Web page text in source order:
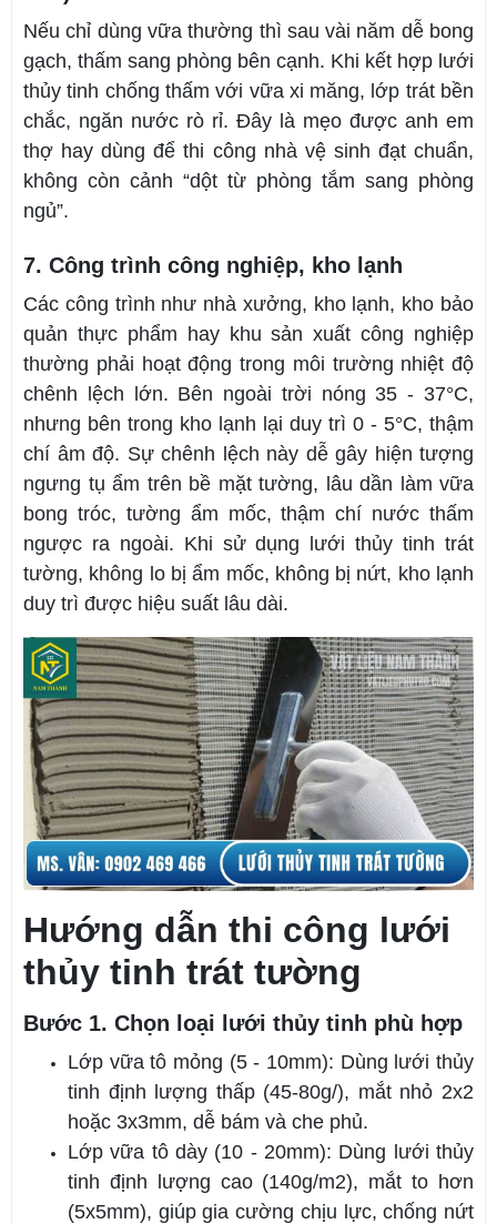
Nếu chỉ dùng vữa thường thì sau vài năm dễ bong
gạch, thấm sang phòng bên cạnh. Khi kết hợp lưới
thủy tinh chống thấm với vữa xi măng, lớp trát bền
chắc, ngăn nước rò rỉ. Đây là mẹo được anh em
thợ hay dùng để thi công nhà vệ sinh đạt chuẩn,
không còn cảnh “dột từ phòng tắm sang phòng
ngủ”.
7. Công trình công nghiệp, kho lạnh
Các công trình như nhà xưởng, kho lạnh, kho bảo
quản thực phẩm hay khu sản xuất công nghiệp
thường phải hoạt động trong môi trường nhiệt độ
chênh lệch lớn. Bên ngoài trời nóng 35 - 37°C,
nhưng bên trong kho lạnh lại duy trì 0 - 5°C, thậm
chí âm độ. Sự chênh lệch này dễ gây hiện tượng
ngưng tụ ẩm trên bề mặt tường, lâu dần làm vữa
bong tróc, tường ẩm mốc, thậm chí nước thấm
ngược ra ngoài. Khi sử dụng lưới thủy tinh trát
tường, không lo bị ẩm mốc, không bị nứt, kho lạnh
duy trì được hiệu suất lâu dài.
Hướng dẫn thi công lưới
thủy tinh trát tường
Bước 1. Chọn loại lưới thủy tinh phù hợp
Lớp vữa tô mỏng (5 - 10mm): Dùng lưới thủy
tinh định lượng thấp (45-80g/), mắt nhỏ 2x2
hoặc 3x3mm, dễ bám và che phủ.
Lớp vữa tô dày (10 - 20mm): Dùng lưới thủy
tinh định lượng cao (140g/m2), mắt to hơn
(5x5mm), giúp gia cường chịu lực, chống nứt